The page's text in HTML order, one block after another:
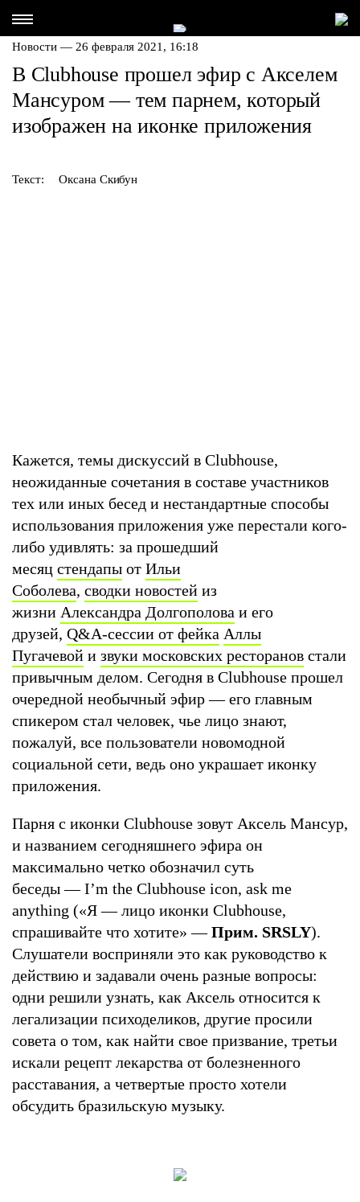
Новости — 26 февраля 2021, 16:18
В Clubhouse прошел эфир с Акселем
Мансуром — тем парнем, который
изображен на иконке приложения
Текст: Оксана Скибун
Кажется, темы дискуссий в Clubhouse,
неожиданные сочетания в составе участников
тех или иных бесед и нестандартные способы
использования приложения уже перестали кого-
либо удивлять: за прошедший
месяц стендапы от Ильи
Соболева, сводки новостей из
жизни Александра Долгополова и его
друзей, Q&A-сессии от фейка Аллы
Пугачевой и звуки московских ресторанов стали
привычным делом. Сегодня в Clubhouse прошел
очередной необычный эфир — его главным
спикером стал человек, чье лицо знают,
пожалуй, все пользователи новомодной
социальной сети, ведь оно украшает иконку
приложения.
Парня с иконки Clubhouse зовут Аксель Мансур,
и названием сегодняшнего эфира он
максимально четко обозначил суть
беседы — I’m the Clubhouse icon, ask me
anything («Я — лицо иконки Clubhouse,
спрашивайте что хотите» —Прим. SRSLY).
Слушатели восприняли это как руководство к
действию и задавали очень разные вопросы:
одни решили узнать, как Аксель относится к
легализации психоделиков, другие просили
совета о том, как найти свое призвание, третьи
искали рецепт лекарства от болезненного
расставания, а четвертые просто хотели
обсудить бразильскую музыку.